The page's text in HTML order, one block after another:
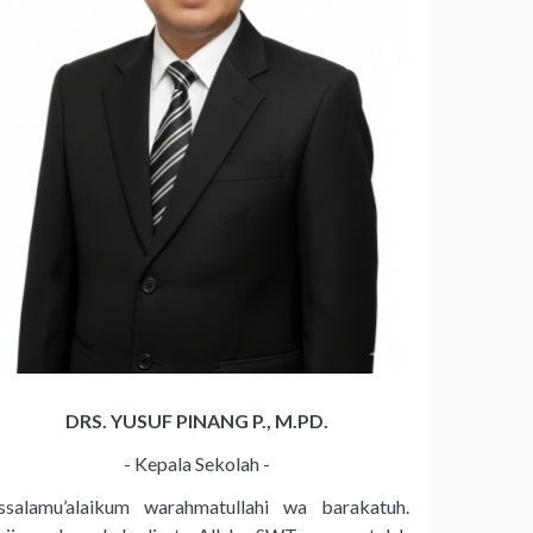
DRS. YUSUF PINANG P., M.PD.
- Kepala Sekolah -
warahmatullahi wa barakatuh.